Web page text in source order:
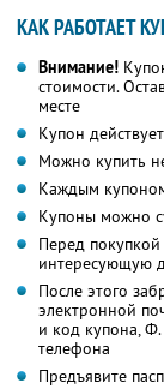
КАК РАБОТАЕТ
Внимание!
стоимости.
месте
Купон
Можно купить
Каждым
Купоны можно
Перед
интересующую
После этого
электронной
и код купона,
телефона
Предъявите